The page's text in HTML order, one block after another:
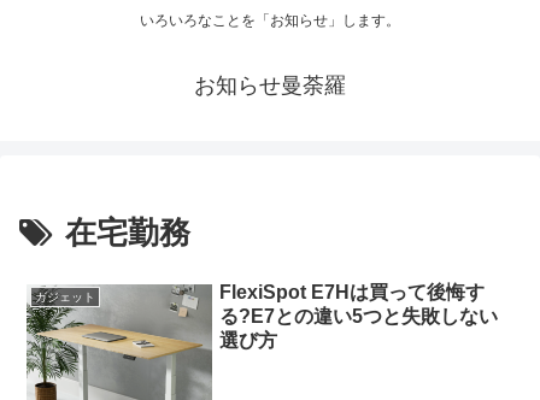
いろいろなことを「お知らせ」します。
お知らせ曼荼羅
在宅勤務
ガジェット
FlexiSpot E7Hは買って後悔す
る?E7との違い5つと失敗しない
選び方